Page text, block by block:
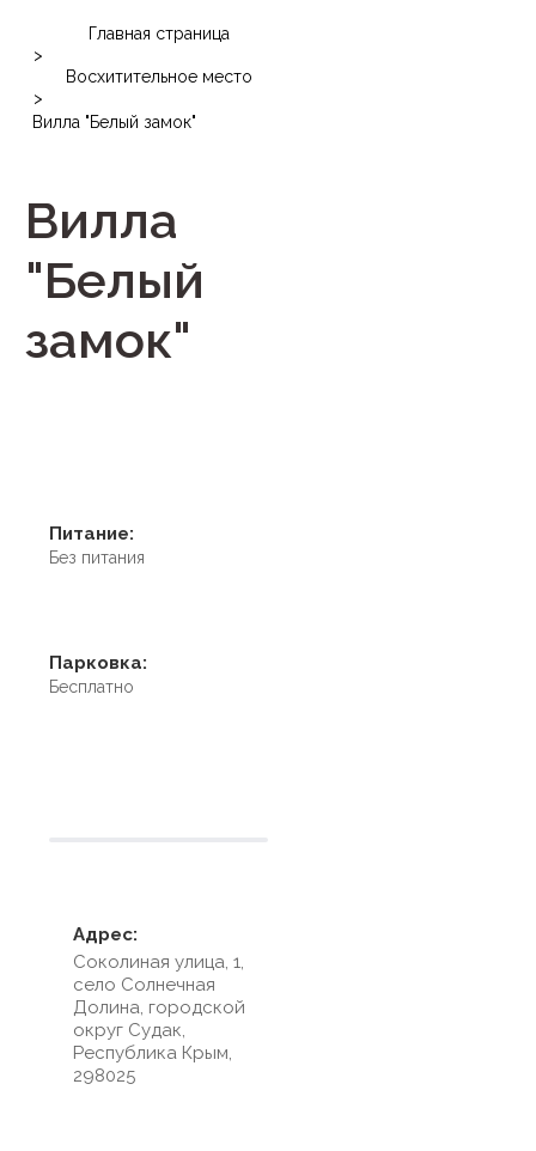
Главная страница
>
Восхитительное место
>
Вилла "Белый замок"
Вилла
"Белый
замок"
Питание:
Без питания
Парковка:
Бесплатно
Адрес:
Соколиная улица, 1,
село Солнечная
Долина, городской
округ Судак,
Республика Крым,
298025